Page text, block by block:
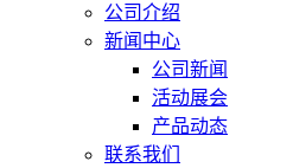
公司介绍
新闻中心
公司新闻
活动展会
产品动态
联系我们